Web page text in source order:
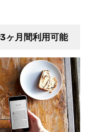
月間利用可能